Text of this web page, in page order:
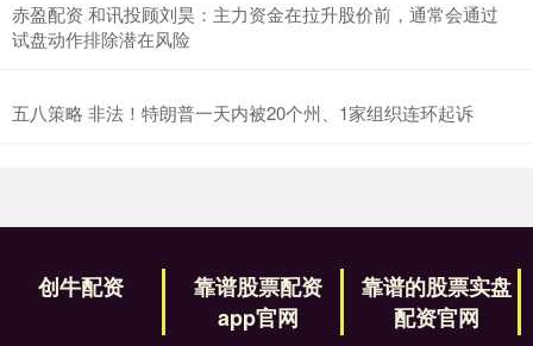
赤盈配资 和讯投顾刘昊：主力资金在拉升股价前，通常会通过
试盘动作排除潜在风险
五八策略 非法！特朗普一天内被20个州、1家组织连环起诉
创牛配资
靠谱股票配资
app官网
靠谱的股票实盘
配资官网